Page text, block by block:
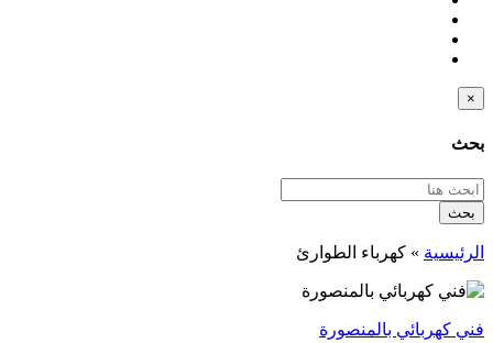
×
بحث
بحث
الرئيسية » كهرباء الطوارئ
فني كهربائي بالمنصورة